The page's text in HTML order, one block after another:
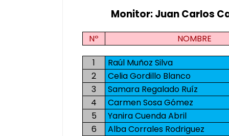
Monitor: Juan Carlos
Nº NOMBRE
1
Raúl Muñoz Silva
2
Celia Gordillo Blanco
3
Samara Regalado Ruíz
4
Carmen Sosa Gómez
5
Yanira Cuenda Abril
6
Alba Corrales Rodriguez